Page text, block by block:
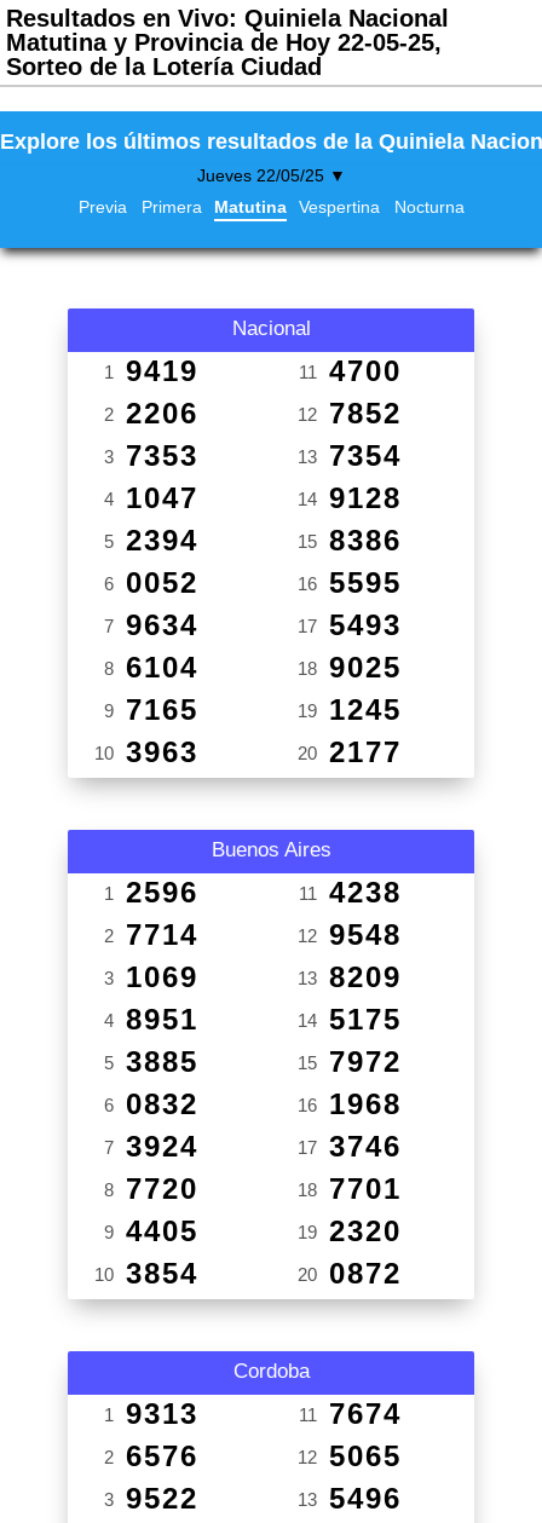
Resultados en Vivo: Quiniela Nacional
Matutina y Provincia de Hoy 22-05-25,
Sorteo de la Lotería Ciudad
Explore los últimos resultados de la Quiniela
Jueves 22/05/25 ▼
Previa
Primera Matutina Vespertina Nocturna
Nacional
1 9419
2 2206
3 7353
4 1047
5 2394
6 0052
7 9634
8 6104
9 7165
10 3963
11 4700
12 7852
13 7354
14 9128
15 8386
16 5595
17 5493
18 9025
19 1245
20 2177
Buenos Aires
1 2596
2 7714
3 1069
4 8951
5 3885
6 0832
7 3924
8 7720
9 4405
10 3854
11 4238
12 9548
13 8209
14 5175
15 7972
16 1968
17 3746
18 7701
19 2320
20 0872
Cordoba
1 9313
2 6576
3 9522
11 7674
12 5065
13 5496